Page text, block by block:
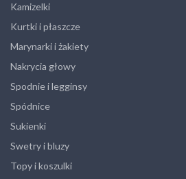
Kamizelki
Kurtki i płaszcze
Marynarki i żakiety
Nakrycia głowy
Spodnie i legginsy
Spódnice
Sukienki
Swetry i bluzy
Topy i koszulki